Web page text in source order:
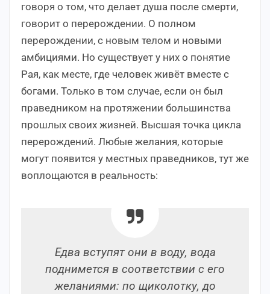
говоря о том, что делает душа после смерти,
говорит о перерождении. О полном
перерождении, с новым телом и новыми
амбициями. Но существует у них о понятие
Рая, как месте, где человек живёт вместе с
богами. Только в том случае, если он был
праведником на протяжении большинства
прошлых своих жизней. Высшая точка цикла
перерождений. Любые желания, которые
могут появится у местных праведников, тут же
воплощаются в реальность:
Едва вступят они в воду, вода
поднимется в соответствии с его
желаниями: по щиколотку, до